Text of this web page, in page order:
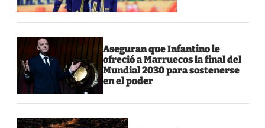
Aseguran que Infantino le
ofreció a Marruecos la final del
Mundial 2030 para sostenerse
en el poder